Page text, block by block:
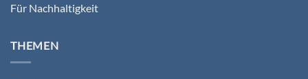
Für Nachhaltigkeit
THEMEN